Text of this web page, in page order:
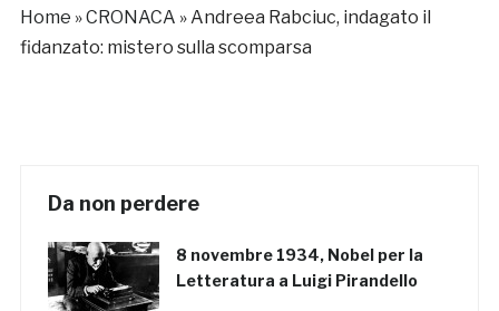
Home »CRONACA »Andreea Rabciuc, indagato il
fidanzato: mistero sulla scomparsa
Da non perdere
8 novembre 1934, Nobel per la
Letteratura a Luigi Pirandello